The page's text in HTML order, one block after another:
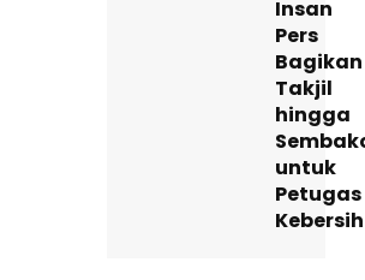
Insan
Pers
Bagikan
Takjil
hingga
untuk
Petugas